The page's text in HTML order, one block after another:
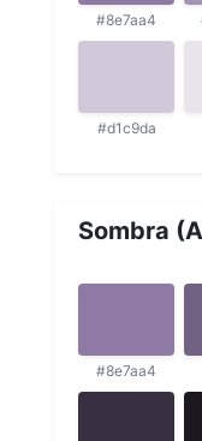
#8e7aa4
#d1c9da
Sombra
#8e7aa4